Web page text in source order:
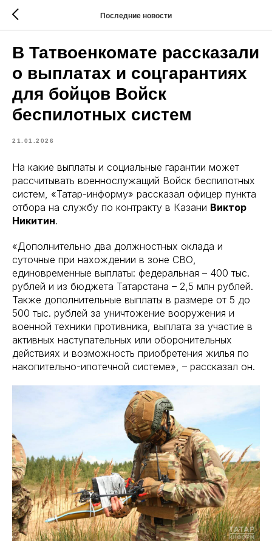
Последние новости
В Татвоенкомате рассказали
о выплатах и соцгарантиях
для бойцов Войск
беспилотных систем
21.01.2026
На какие выплаты и социальные гарантии может
рассчитывать военнослужащий Войск беспилотных
систем, «Татар-информу» рассказал офицер пункта
отбора на службу по контракту в Казани Виктор
Никитин.
«Дополнительно два должностных оклада и
суточные при нахождении в зоне СВО,
единовременные выплаты: федеральная – 400 тыс.
рублей и из бюджета Татарстана – 2,5 млн рублей.
Также дополнительные выплаты в размере от 5 до
500 тыс. рублей за уничтожение вооружения и
военной техники противника, выплата за участие в
активных наступательных или оборонительных
действиях и возможность приобретения жилья по
накопительно-ипотечной системе», – рассказал он.